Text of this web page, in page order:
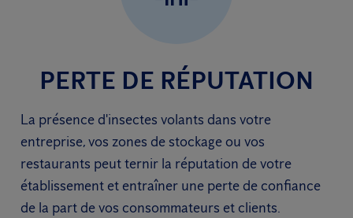
PERTE DE RÉPUTATION
La présence d'insectes volants dans votre
entreprise, vos zones de stockage ou vos
restaurants peut ternir la réputation de votre
établissement et entraîner une perte de confiance
de la part de vos consommateurs et clients.